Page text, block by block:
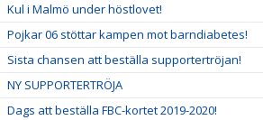
Kul i Malmö under höstlovet!
Pojkar 06 stöttar kampen mot barndiabetes!
Sista chansen att beställa supportertröjan!
NY SUPPORTERTRÖJA
Dags att beställa FBC-kortet 2019-2020!